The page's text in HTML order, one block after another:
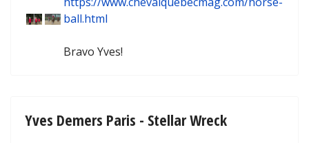
ball.html
Bravo Yves!
Yves Demers Paris - Stellar Wreck